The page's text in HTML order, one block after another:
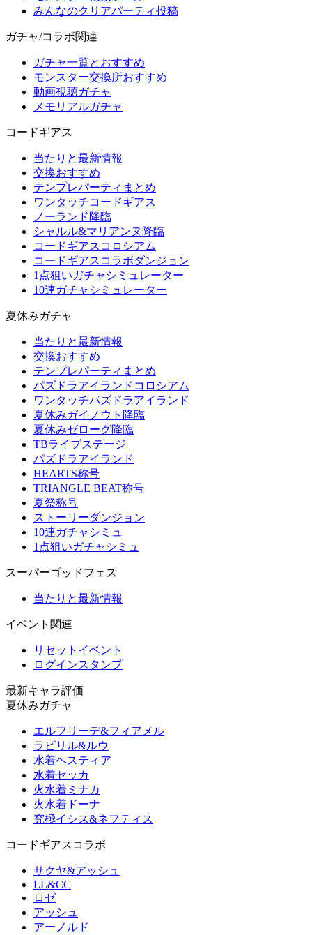
みんなのクリアパーティ投稿
ガチャ/コラボ関連
ガチャ一覧とおすすめ
モンスター交換所おすすめ
動画視聴ガチャ
メモリアルガチャ
コードギアス
当たりと最新情報
交換おすすめ
テンプレパーティまとめ
ワンタッチコードギアス
ノーランド降臨
シャルル&マリアンヌ降臨
コードギアスコロシアム
コードギアスコラボダンジョン
1点狙いガチャシミュレーター
10連ガチャシミュレーター
夏休みガチャ
当たりと最新情報
交換おすすめ
テンプレパーティまとめ
パズドラアイランドコロシアム
ワンタッチパズドラアイランド
夏休みガイノウト降臨
夏休みゼローグ降臨
TBライブステージ
パズドラアイランド
HEARTS称号
TRIANGLE BEAT称号
夏祭称号
ストーリーダンジョン
10連ガチャシミュ
1点狙いガチャシミュ
スーパーゴッドフェス
当たりと最新情報
イベント関連
リセットイベント
ログインスタンプ
最新キャラ評価
夏休みガチャ
エルフリーデ&フィアメル
ラビリル&ルウ
水着ヘスティア
水着セッカ
火水着ミナカ
火水着ドーナ
究極イシス&ネフティス
コードギアスコラボ
サクヤ&アッシュ
LL&CC
ロゼ
アッシュ
アーノルド